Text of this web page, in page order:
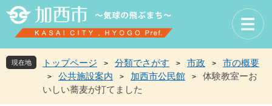
先
頭
を
飛
現在地 トップページ > 分類でさがす > 市政 > 市の概要
> 公共施設案内 > 加西市公民館 >
体験教室ーお
いしい蕎麦が打てました